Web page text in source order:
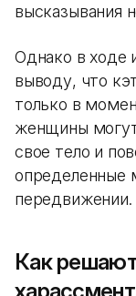
высказывания
Однако в ходе
выводу, что
только в
женщины
свое тело и
определенные
передвижении.
Как